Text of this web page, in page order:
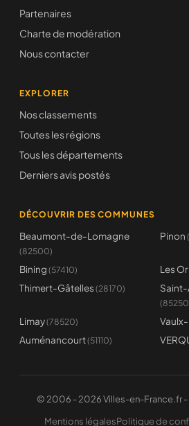
Partenaires
Charte de modération
Nous contacter
EXPLORER
Nos classements
Toutes les régions
Tous les départements
Derniers avis postés
DÉCOUVRIR DES COMMUNES
Beaumont-de-Lomagne
(82500)
Pinon
Bining (57410) Les
Thimert-Gâtelles (28170)
Limay(78520)
Auménancourt(51110)
© 2006 - 2026 Villes-en-France.fr -
Mentions légalesPolitique de